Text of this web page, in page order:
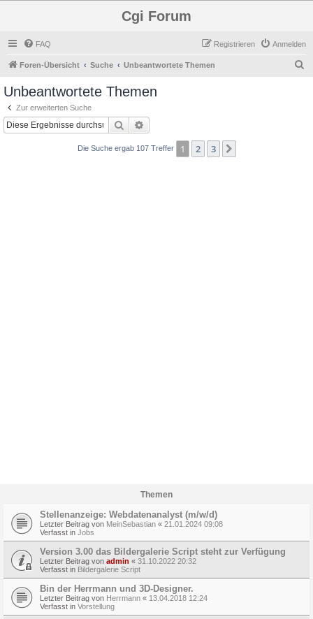
Cgi Forum
FAQ Anmelden
Registrieren
Foren-Übersicht Suche Unbeantwortete Themen
Unbeantwortete Themen
Zur erweiterten Suche
Suche
Die Suche ergab 107 Treffer 1 2 3
Themen
Stellenanzeige: Webdatenanalyst (m/w/d)
Letzter Beitrag von MeinSebastian « 21.01.2024 09:08
Verfasst in Jobs
Version 3.00 das Bildergalerie Script steht zur Verfügung
Letzter Beitrag von admin « 31.10.2022 20:32
Verfasst in Bildergalerie Script
Bin der Herrmann und 3D-Designer.
Letzter Beitrag von Herrmann « 13.04.2018 12:24
Verfasst in Vorstellung